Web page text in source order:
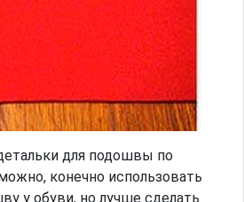
для подошвы по
конечно использовать
у обуви, но лучше сделать